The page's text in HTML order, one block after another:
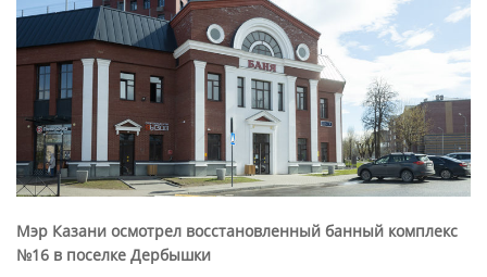
Мэр Казани осмотрел восстановленный банный комплекс
№16 в поселке Дербышки